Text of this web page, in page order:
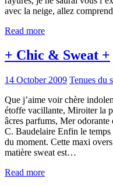
avec la neige, allez
Read more
+ Chic & Sweat +
14 October 2009 Tenues du
Que j’aime voir chère
étoffe vacillante, Miroiter la
âcres parfums, Mer
C. Baudelaire Enfin le temps
du moment. Cette maxi
matière sweat est…
Read more